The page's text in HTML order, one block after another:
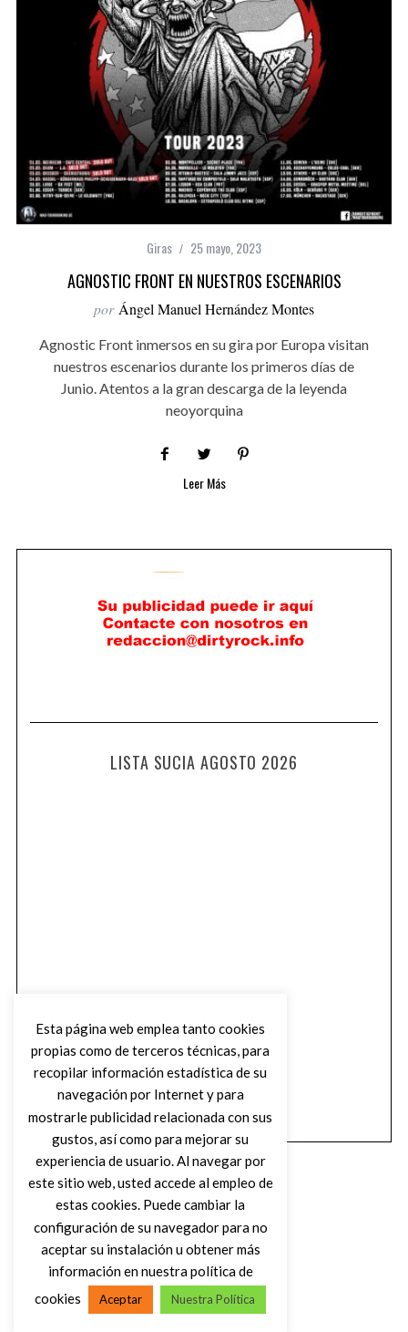
Giras 25 mayo, 2023
AGNOSTIC FRONT EN NUESTROS ESCENARIOS
por Ángel Manuel Hernández Montes
Agnostic Front inmersos en su gira por Europa visitan
nuestros escenarios durante los primeros días de
Junio. Atentos a la gran descarga de la leyenda
neoyorquina
Leer Más
LISTA SUCIA AGOSTO 2026
VOLVER AL INICIO
Esta página web emplea tanto cookies
propias como de terceros técnicas, para
recopilar información estadística de su
navegación por Internet y para
mostrarle publicidad relacionada con sus
gustos, así como para mejorar su
experiencia de usuario. Al navegar por
este sitio web, usted accede al empleo de
estas cookies. Puede cambiar la
configuración de su navegador para no
aceptar su instalación u obtener más
información en nuestra política de
cookies
Aceptar Nuestra Política